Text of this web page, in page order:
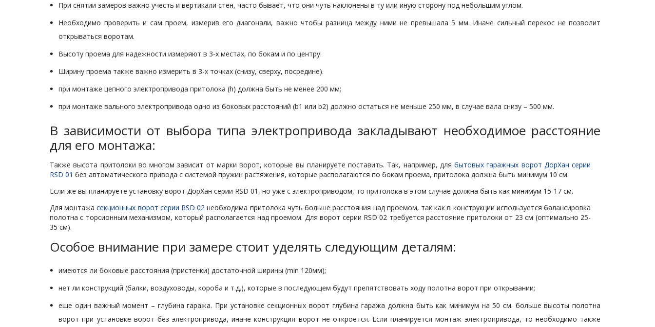
При снятии замеров важно учесть и вертикали стен, часто бывает, что они чуть наклонены в ту или иную сторону под небольшим углом.
Необходимо проверить и сам проем, измерив его диагонали, важно чтобы разница между ними не превышала 5 мм. Иначе сильный перекос не позволит
открываться воротам.
Высоту проема для надежности измеряют в 3-х местах, по бокам и по центру.
Ширину проема также важно измерить в 3-х точках (снизу, сверху, посредине).
при монтаже цепного электропривода притолока (h) должна быть не менее 200 мм;
при монтаже вального электропривода одно из боковых расстояний (b1 или b2) должно остаться не меньше 250 мм, в случае вала снизу – 500 мм.
В зависимости от выбора типа электропривода закладывают необходимое расстояние
для его монтажа:
Также высота притолоки во многом зависит от марки ворот, которые вы планируете поставить. Так, например, для бытовых гаражных ворот ДорХан серии
RSD 01 без автоматического привода c системой пружин растяжения, которые располагаются по бокам проема, притолока должна быть минимум 10 см.
Если же вы планируете установку ворот ДорХан серии RSD 01, но уже с электроприводом, то притолока в этом случае должна быть как минимум 15-17 см.
Для монтажасекционных ворот серии RSD 02 необходима притолока чуть больше расстояния над проемом, так как в конструкции используется балансировка
полотна с торсионным механизмом, который располагается над проемом. Для ворот серии RSD 02 требуется расстояние притолоки от 23 см (оптимально 25-
35 см).
Особое внимание при замере стоит уделять следующим деталям:
имеются ли боковые расстояния (пристенки) достаточной ширины (min 120мм);
нет ли конструкций (балки, воздуховоды, короба и т.д.), которые в последующем будут препятствовать ходу полотна ворот при открывании;
еще один важный момент – глубина гаража. При установке секционных ворот глубина гаража должна быть как минимум на 50 см. больше высоты полотна
ворот при установке ворот без электропривода, иначе конструкция ворот не откроется. Если планируется монтаж электропривода, то необходимо также